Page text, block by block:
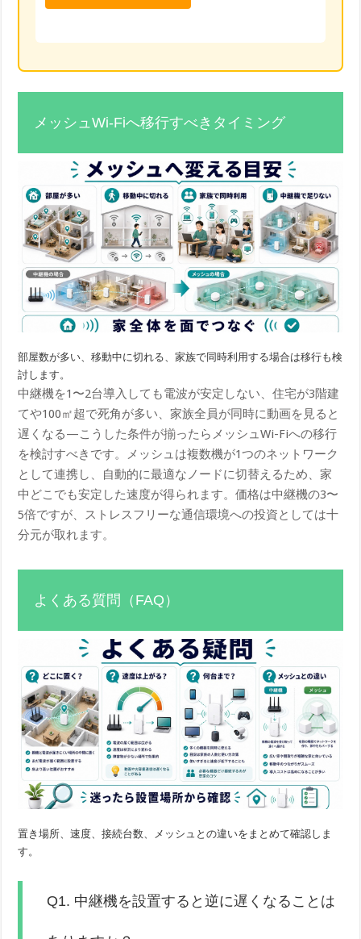
メッシュWi-Fiへ移行すべきタイミング
部屋数が多い、移動中に切れる、家族で同時利用する場合は移行も検
討します。
中継機を1〜2台導入しても電波が安定しない、住宅が3階建
てや100㎡超で死角が多い、家族全員が同時に動画を見ると
遅くなる—こうした条件が揃ったらメッシュWi-Fiへの移行
を検討すべきです。メッシュは複数機が1つのネットワーク
として連携し、自動的に最適なノードに切替えるため、家
中どこでも安定した速度が得られます。価格は中継機の3〜
5倍ですが、ストレスフリーな通信環境への投資としては十
分元が取れます。
よくある質問（FAQ）
置き場所、速度、接続台数、メッシュとの違いをまとめて確認しま
す。
Q1. 中継機を設置すると逆に遅くなることは